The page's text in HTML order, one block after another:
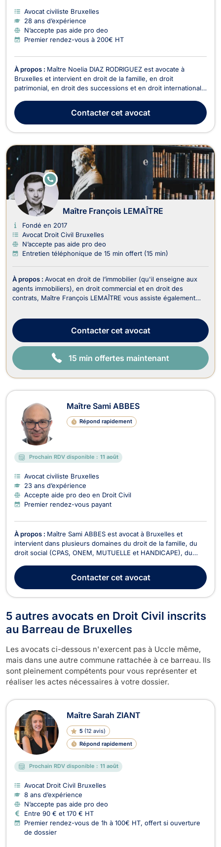
Avocat civiliste Bruxelles
28 ans d’expérience
N’accepte pas aide pro deo
Premier rendez-vous à 200€ HT
À propos : Maître Noelia DIAZ RODRIGUEZ est avocate à
Bruxelles et intervient en droit de la famille, en droit
patrimonial, en droit des successions et en droit international
particulière en droit de la famille pour tous les dossiers
relevant des contrats de mariage, du divorce à l’a...
Contactercet avocat
E
N
E
Maître François LEMAÎTRE
Fondé en 2017
Avocat Droit Civil Bruxelles
N’accepte pas aide pro deo
Entretien téléphonique de 15 min offert (15 min)
À propos : Avocat en droit de l’immobilier (qu'il enseigne aux
agents immobiliers), en droit commercial et en droit des
contrats, Maître François LEMAÎTRE vous assiste également
matière de baux portant sur...
Contactercet avocat
15 min offertes maintenant
Maître Sami ABBES
Répond rapidement
Prochain RDV disponible : 11 août
Avocat civiliste Bruxelles
23 ans d’expérience
Accepte aide pro deo en Droit Civil
Premier rendez-vous payant
À propos : Maître Sami ABBES est avocat à Bruxelles et
intervient dans plusieurs domaines du droit de la famille, du
droit social (CPAS, ONEM, MUTUELLE et HANDICAPE), du
accompagne dans la constitution des demandes de mariages,
des cohabitations légales, des séparations et ...
Contactercet avocat
5 autres avocats en Droit Civil inscrits
au Barreau de Bruxelles
Les avocats ci-dessous n'exercent pas à Uccle même,
mais dans une autre commune rattachée à ce barreau. Ils
sont pleinement compétents pour vous représenter et
réaliser les actes nécessaires à votre dossier.
Maître Sarah ZIANT
5 (12 avis)
Répond rapidement
Prochain RDV disponible : 11 août
Avocat Droit Civil Bruxelles
8 ans d’expérience
N’accepte pas aide pro deo
Entre 90 € et 170 € HT
Premier rendez-vous de 1h à 100€ HT, offert si ouverture
de dossier